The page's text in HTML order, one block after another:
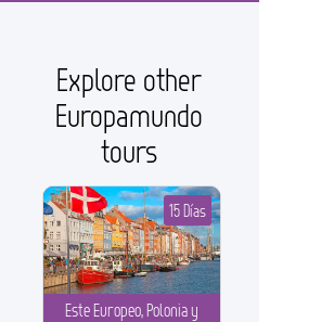
Explore other
Europamundo
tours
Este Europeo, Polonia y
15 Días